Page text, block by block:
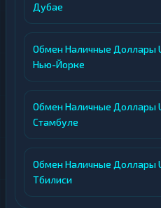
Дубае
Обмен Наличные Доллары
Нью-Йорке
Обмен Наличные Доллары
Стамбуле
Обмен Наличные Доллары
Тбилиси